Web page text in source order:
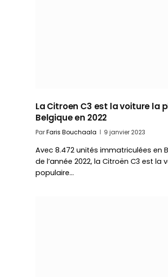
La Citroen C3 est la voiture la
Belgique en 2022
ParFaris Bouchaala 9 janvier 2023
Avec 8.472 unités immatriculées en
de l’année 2022, la Citroën C3 est la
populaire…